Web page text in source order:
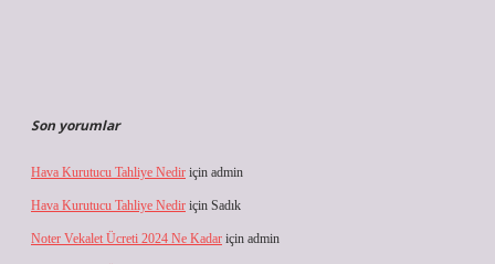
Son yorumlar
Hava Kurutucu Tahliye Nedir için admin
Hava Kurutucu Tahliye Nedir için Sadık
Noter Vekalet Ücreti 2024 Ne Kadar için admin